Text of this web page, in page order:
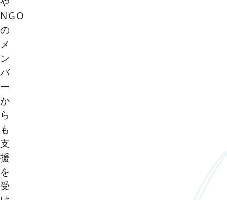
NGO
の
メ
ン
バ
ー
か
ら
も
支
援
を
受